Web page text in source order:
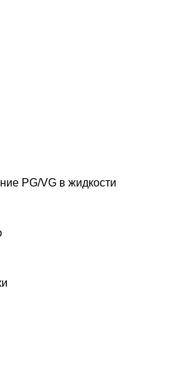
PG/VG в жидкости